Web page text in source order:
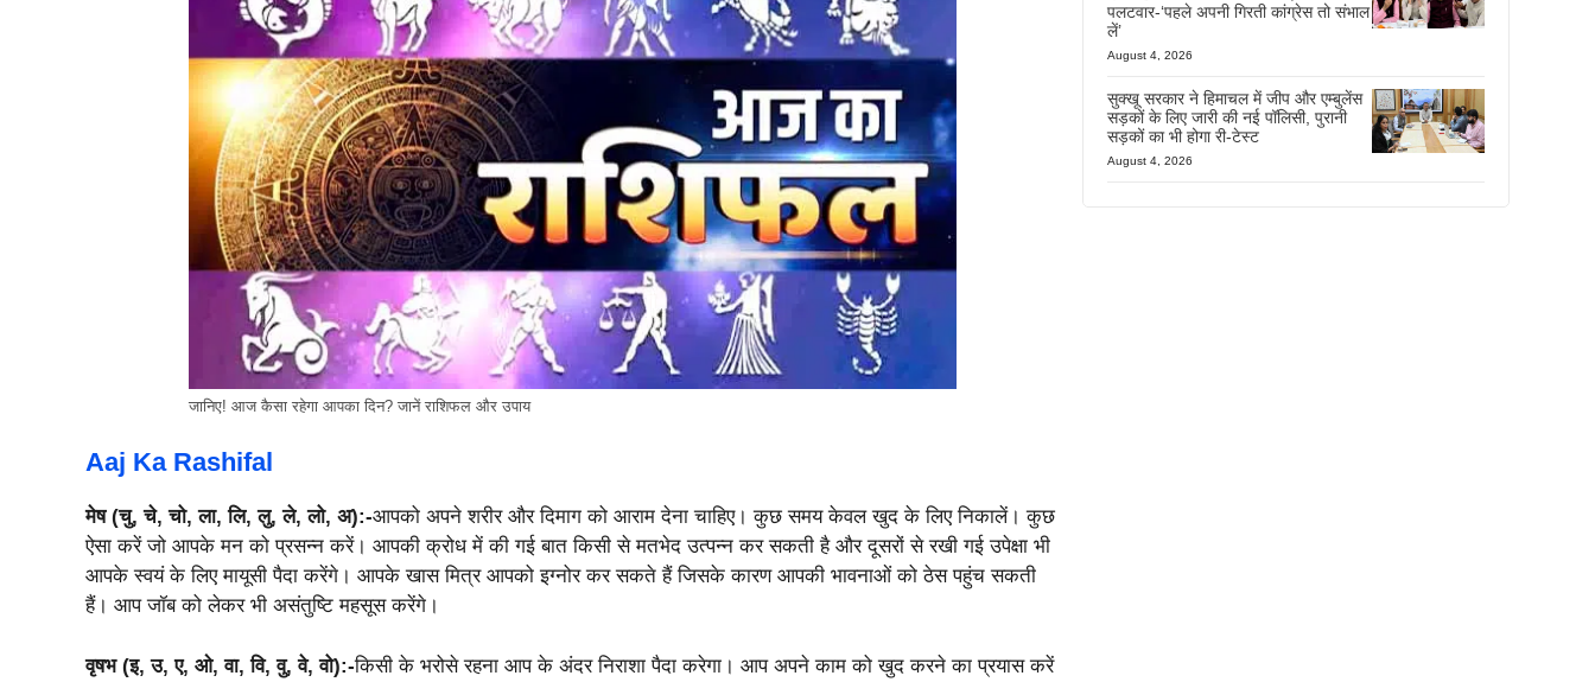
जानिए! आज कैसा रहेगा आपका दिन? जानें राशिफल और उपाय
Aaj Ka Rashifal
मेष (चु, चे, चो, ला, लि, लु, ले, लो, अ):-आपको अपने शरीर और दिमाग को आराम देना चाहिए। कुछ समय केवल खुद के लिए निकालें। कुछ
ऐसा करें जो आपके मन को प्रसन्न करें। आपकी क्रोध में की गई बात किसी से मतभेद उत्पन्न कर सकती है और दूसरों से रखी गई उपेक्षा भी
आपके स्वयं के लिए मायूसी पैदा करेंगे। आपके खास मित्र आपको इग्नोर कर सकते हैं जिसके कारण आपकी भावनाओं को ठेस पहुंच सकती
हैं। आप जॉब को लेकर भी असंतुष्टि महसूस करेंगे।
वृषभ (इ, उ, ए, ओ, वा, वि, वु, वे, वो):-किसी के भरोसे रहना आप के अंदर निराशा पैदा करेगा। आप अपने काम को खुद करने का प्रयास करें
पलटवार-‘पहले अपनी गिरती कांग्रेस तो संभाल
लें’
August 4, 2026
सुक्खू सरकार ने हिमाचल में जीप और एम्बुलेंस
सड़कों के लिए जारी की नई पॉलिसी, पुरानी
सड़कों का भी होगा री-टेस्ट
August 4, 2026